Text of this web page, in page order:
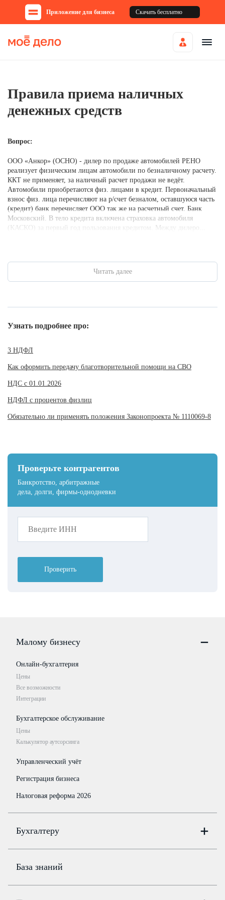
Приложение для бизнеса Скачать бесплатно
Проверьте контрагентов
Банкротство, арбитражные
дела, долги, фирмы-однодневки
Проверить
Правила приема наличных
денежных средств
Вопрос:
ООО «Анкор» (ОСНО) - дилер по продаже автомобилей РЕНО
реализует физическим лицам автомобили по безналичному расчету.
ККТ не применяет, за наличный расчет продажи не ведёт.
Автомобили приобретаются физ. лицами в кредит. Первоначальный
взнос физ. лица перечисляют на р/счет безналом, оставшуюся часть
(кредит) банк перечисляет ООО так же на расчетный счет. Банк
Московский. В тело кредита включена страховка автомобиля
(КАСКО) за первый год пользования кредитом. Между дилеро...
Читать далее
Узнать подробнее про:
3 НДФЛ
Как оформить передачу благотворительной помощи на СВО
НДС с 01.01.2026
НДФЛ с процентов физлиц
Обязательно ли применять положения Законопроекта № 1110069-8
Малому бизнесу
Онлайн-бухгалтерия
Цены
Все возможности
Интеграции
Бухгалтерское обслуживание
Цены
Калькулятор аутсорсинга
Управленческий учёт
Регистрация бизнеса
Налоговая реформа 2026
Бухгалтеру
Цены
Бюро
База знаний